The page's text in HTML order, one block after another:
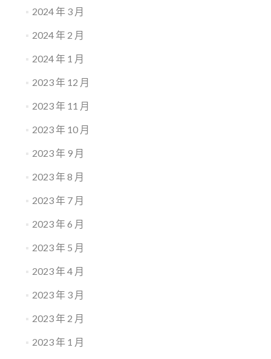
2024 年 3 月
2024 年 2 月
2024 年 1 月
2023 年 12 月
2023 年 11 月
2023 年 10 月
2023 年 9 月
2023 年 8 月
2023 年 7 月
2023 年 6 月
2023 年 5 月
2023 年 4 月
2023 年 3 月
2023 年 2 月
2023 年 1 月